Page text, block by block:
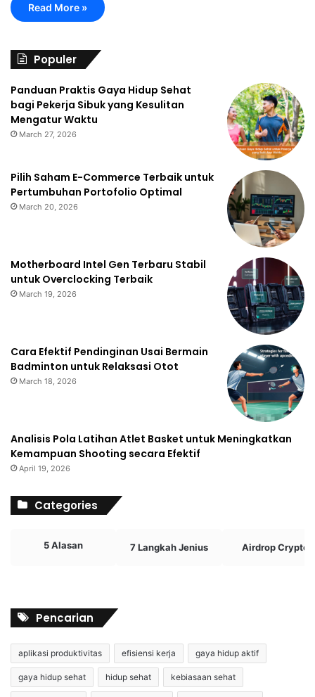
Read More »
Populer
Panduan Praktis Gaya Hidup Sehat
bagi Pekerja Sibuk yang Kesulitan
Mengatur Waktu
March 27, 2026
Pilih Saham E-Commerce Terbaik untuk
Pertumbuhan Portofolio Optimal
March 20, 2026
Motherboard Intel Gen Terbaru Stabil
untuk Overclocking Terbaik
March 19, 2026
Cara Efektif Pendinginan Usai Bermain
Badminton untuk Relaksasi Otot
March 18, 2026
Analisis Pola Latihan Atlet Basket untuk Meningkatkan
Kemampuan Shooting secara Efektif
April 19, 2026
Categories
5 Alasan 7 Langkah Jenius Airdrop Crypto
Pencarian
aplikasi produktivitas efisiensi kerja gaya hidup aktif
gaya hidup sehat hidup sehat kebiasaan sehat